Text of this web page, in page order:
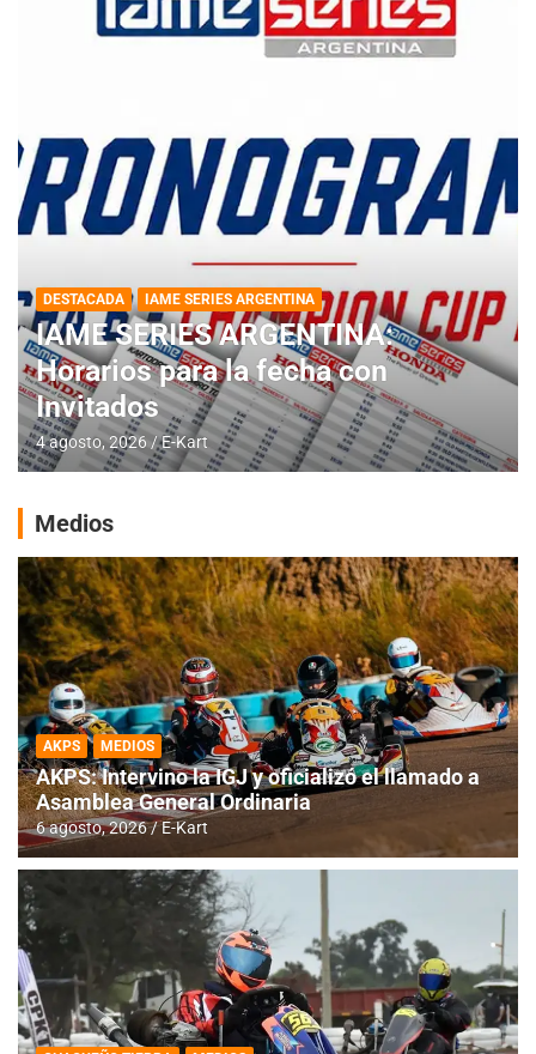
DESTACADA IAME SERIES ARGENTINA
IAME SERIES ARGENTINA:
Horarios para la fecha con
Invitados
4 agosto, 2026 E-Kart
Medios
AKPS MEDIOS
AKPS: Intervino la IGJ y oficializó el llamado a
Asamblea General Ordinaria
6 agosto, 2026 E-Kart